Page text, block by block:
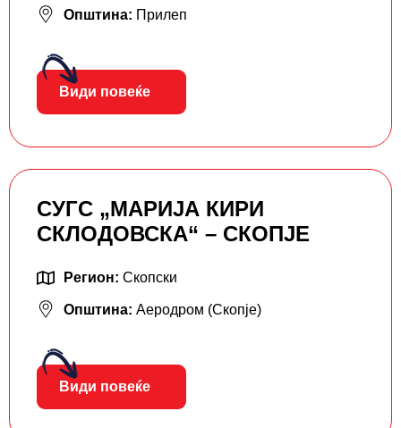
Општина: Прилеп
Види повеќе
СУГС „МАРИЈА КИРИ
СКЛОДОВСКА“ – СКОПЈЕ
Регион: Скопски
Општина: Аеродром (Скопје)
Види повеќе